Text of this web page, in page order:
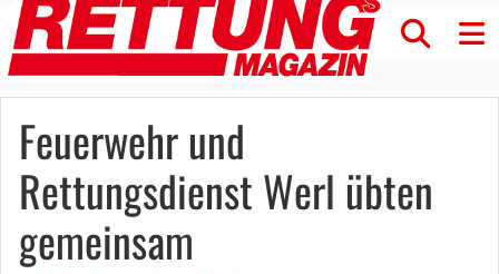
Feuerwehr und
Rettungsdienst Werl übten
gemeinsam